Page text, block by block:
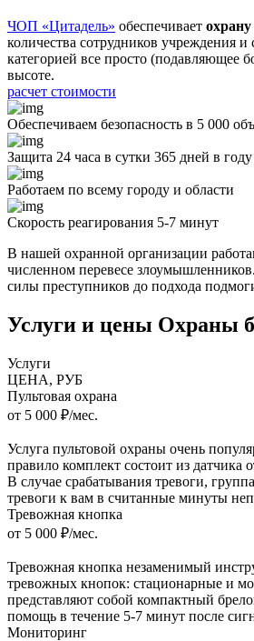
ЧОП «Цитадель» обеспечивает
количества сотрудников учреждения
категорией все просто (подавляющее
высоте.
расчет стоимости
Обеспечиваем безопасность в 5 000
Защита 24 часа в сутки 365 дней в году
Работаем по всему городу и области
Скорость реагирования 5-7 минут
В нашей охранной организации
численном перевесе
силы преступников до подхода
Услуги и цены Охраны
Услуги
ЦЕНА, РУБ
Пультовая охрана
от 5 000 ₽/мес.
Услуга пультовой охраны очень
правило комплект состоит из
В случае срабатывания тревоги,
тревоги к вам в считанные минуты
Тревожная кнопка
от 5 000 ₽/мес.
Тревожная кнопка незаменимый
тревожных кнопок: стационарные и
представляют собой компактный
помощь в течение 5-7 минут после
Мониторинг